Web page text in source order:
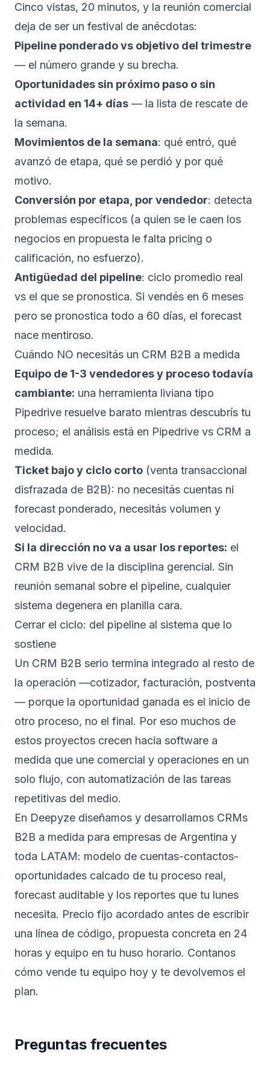
Cinco vistas, 20 minutos, y la reunión comercial
deja de ser un festival de anécdotas:
Pipeline ponderado vs objetivo del trimestre
— el número grande y su brecha.
Oportunidades sin próximo paso o sin
actividad en 14+ días — la lista de rescate de
la semana.
Movimientos de la semana: qué entró, qué
avanzó de etapa, qué se perdió y por qué
motivo.
Conversión por etapa, por vendedor: detecta
problemas específicos (a quien se le caen los
negocios en propuesta le falta pricing o
calificación, no esfuerzo).
Antigüedad del pipeline: ciclo promedio real
vs el que se pronostica. Si vendés en 6 meses
pero se pronostica todo a 60 días, el forecast
nace mentiroso.
Cuándo NO necesitás un CRM B2B a medida
Equipo de 1-3 vendedores y proceso todavía
cambiante: una herramienta liviana tipo
Pipedrive resuelve barato mientras descubrís tu
proceso; el análisis está en Pipedrive vs CRM a
medida.
Ticket bajo y ciclo corto (venta transaccional
disfrazada de B2B): no necesitás cuentas ni
forecast ponderado, necesitás volumen y
velocidad.
Si la dirección no va a usar los reportes: el
CRM B2B vive de la disciplina gerencial. Sin
reunión semanal sobre el pipeline, cualquier
sistema degenera en planilla cara.
Cerrar el ciclo: del pipeline al sistema que lo
sostiene
Un CRM B2B serio termina integrado al resto de
la operación —cotizador, facturación, postventa
— porque la oportunidad ganada es el inicio de
otro proceso, no el final. Por eso muchos de
estos proyectos crecen hacia software a
medida que une comercial y operaciones en un
solo flujo, con automatización de las tareas
repetitivas del medio.
En Deepyze diseñamos y desarrollamos CRMs
B2B a medida para empresas de Argentina y
toda LATAM: modelo de cuentas-contactos-
oportunidades calcado de tu proceso real,
forecast auditable y los reportes que tu lunes
necesita. Precio fijo acordado antes de escribir
una línea de código, propuesta concreta en 24
horas y equipo en tu huso horario. Contanos
cómo vende tu equipo hoy y te devolvemos el
plan.
Preguntas frecuentes